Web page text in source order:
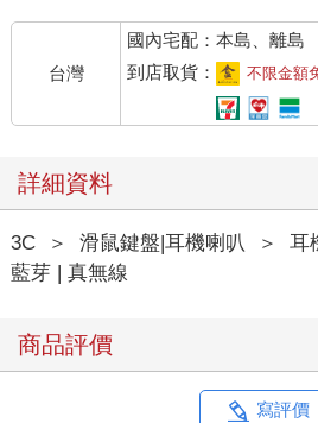
台灣
國內宅配：本島、離島
到店取貨：
不限金額
詳細資料
3C ＞ 滑鼠鍵盤|耳機喇叭 ＞ 耳
藍芽 | 真無線
商品評價
寫評價